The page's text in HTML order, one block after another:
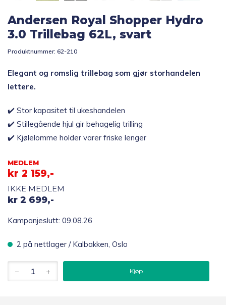
Andersen Royal Shopper Hydro
3.0 Trillebag 62L, svart
Produktnummer: 62-210
Elegant og romslig trillebag som gjør storhandelen
lettere.
✔️ Stor kapasitet til ukeshandelen
✔️ Stillegående hjul gir behagelig trilling
✔️ Kjølelomme holder varer friske lenger
MEDLEM
kr 2 159,-
IKKE MEDLEM
kr 2 699,-
Kampanjeslutt: 09.08.26
2 på nettlager / Kalbakken, Oslo
Royal
Shopper
Kjøp